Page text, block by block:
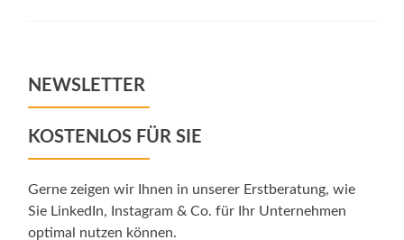
NEWSLETTER
KOSTENLOS FÜR SIE
Gerne zeigen wir Ihnen in unserer Erstberatung, wie
Sie LinkedIn, Instagram & Co. für Ihr Unternehmen
optimal nutzen können.